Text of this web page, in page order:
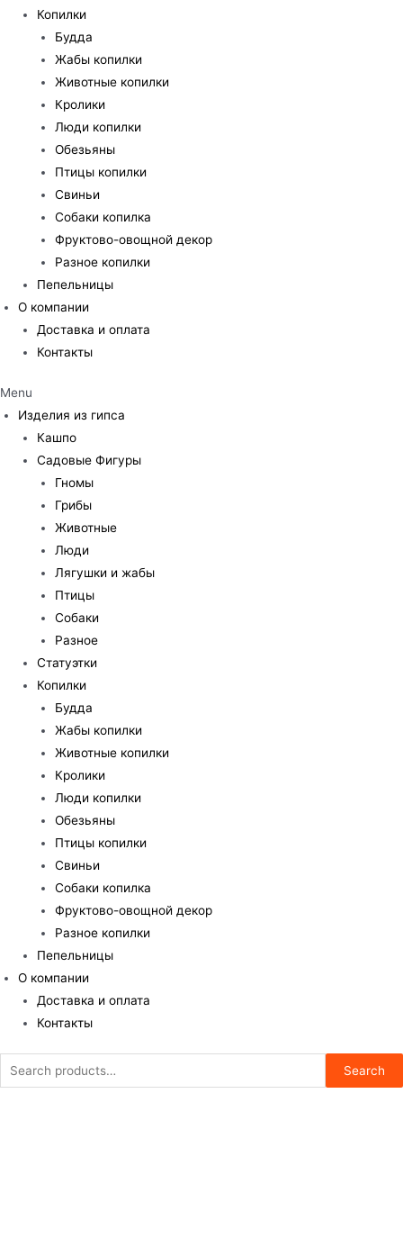
Копилки
Будда
Жабы копилки
Животные копилки
Кролики
Люди копилки
Обезьяны
Птицы копилки
Свиньи
Собаки копилка
Фруктово-овощной декор
Разное копилки
Пепельницы
О компании
Доставка и оплата
Контакты
Menu
Изделия из гипса
Кашпо
Садовые Фигуры
Гномы
Грибы
Животные
Люди
Лягушки и жабы
Птицы
Собаки
Разное
Статуэтки
Копилки
Будда
Жабы копилки
Животные копилки
Кролики
Люди копилки
Обезьяны
Птицы копилки
Свиньи
Собаки копилка
Фруктово-овощной декор
Разное копилки
Пепельницы
О компании
Доставка и оплата
Контакты
Search
for:
Search